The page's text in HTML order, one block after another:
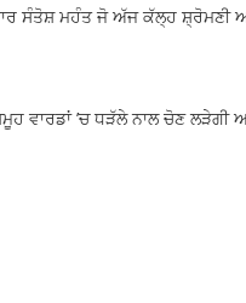
ਸੰਤੋਸ਼ ਮਹੰਤ ਜੋ ਅੱਜ ਕੱਲ੍ਹ ਸ਼੍ਰੋਮਣੀ
ਵਾਰਡਾਂ ’ਚ ਧੜੱਲੇ ਨਾਲ ਚੋਣ